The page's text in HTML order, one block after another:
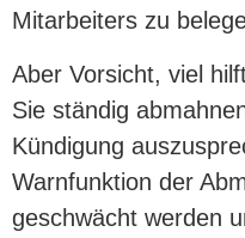
Mitarbeiters zu
Aber Vorsicht, viel
Sie ständig
Kündigung
Warnfunktion der
geschwächt werden